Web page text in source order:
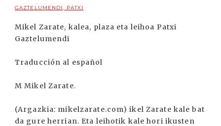
GAZTELUMENDI, PATXI
Mikel Zarate, kalea, plaza eta leihoa Patxi
Gaztelumendi
Traducción al español
M Mikel Zarate.
(Argazkia: mikelzarate.com) ikel Zarate kale bat
da gure herrian. Eta leihotik kale hori ikusten